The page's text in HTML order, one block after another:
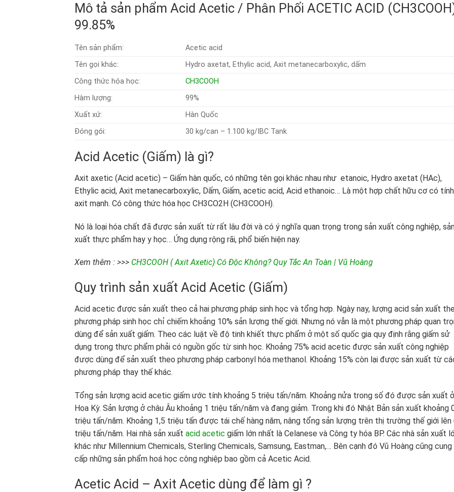
Mô tả sản phẩm Acid Acetic / Phân Phối ACETIC ACID
99.85%
Tên sản phẩm:
Acetic acid
Tên gọi khác:
Hydro axetat, Ethylic acid, Axit metanecarboxylic, dấm
Công thức hóa học:
CH3COOH
Hàm lượng:
99%
Xuất xứ:
Hàn Quốc
Đóng gói:
30 kg/can – 1.100 kg/IBC Tank
Acid Acetic (Giấm) là gì?
Axit axetic (Acid acetic) – Giấm hàn quốc, có những tên gọi khác nhau như etanoic, Hydro axetat (HAc),
Ethylic acid, Axit metanecarboxylic, Dấm, Giấm, acetic acid, Acid ethanoic… Là một hợp chất hữu cơ có tính
axit mạnh. Có công thức hóa học CH3CO2H (CH3COOH).
Nó là loại hóa chất đã được sản xuất từ rất lâu đời và có ý nghĩa quan trọng trong sản xuất công nghiệp,
xuất thực phẩm hay y học… Ứng dụng rộng rãi, phổ biến hiện nay.
Xem thêm : >>> CH3COOH ( Axit Axetic) Có Độc Không? Quy Tắc An Toàn | Vũ Hoàng
Quy trình sản xuất Acid Acetic (Giấm)
Acid acetic được sản xuất theo cả hai phương pháp sinh học và tổng hợp. Ngày nay, lượng acid sản xuất
phương pháp sinh học chỉ chiếm khoảng 10% sản lượng thế giới. Nhưng nó vẫn là một phương pháp quan
dùng để sản xuất giấm. Theo các luật về độ tinh khiết thực phẩm ở một số quốc gia quy định rằng giấm sử
dụng trong thực phẩm phải có nguồn gốc từ sinh học. Khoảng 75% acid acetic được sản xuất công nghiệp
được dùng để sản xuất theo phương pháp carbonyl hóa methanol. Khoảng 15% còn lại được sản xuất từ
phương pháp thay thế khác.
Tổng sản lượng acid acetic giấm ước tính khoảng 5 triệu tấn/năm. Khoảng nửa trong số đó được sản xuất ở
Hoa Kỳ. Sản lượng ở châu Âu khoảng 1 triệu tấn/năm và đang giảm. Trong khi đó Nhật Bản sản xuất khoảng
triệu tấn/năm. Khoảng 1,5 triệu tấn được tái chế hàng năm, nâng tổng sản lượng trên thị trường thế giới lên
triệu tấn/năm. Hai nhà sản xuất acid acetic giấm lớn nhất là Celanese và Công ty hóa BP. Các nhà sản xuất
khác như Millennium Chemicals, Sterling Chemicals, Samsung, Eastman,… Bên cạnh đó Vũ Hoàng cũng cung
cấp những sản phẩm hoá học công nghiệp bao gồm cả Acetic Acid.
Acetic Acid – Axit Acetic dùng để làm gì ?